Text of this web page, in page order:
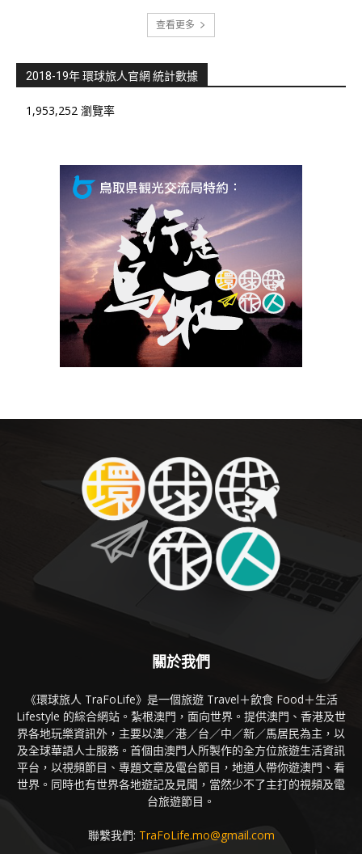
查看更多
2018-19年 環球旅人官網 統計數據
1,953,252 瀏覽率
關於我們
《環球旅人 TraFoLife》是一個旅遊 Travel＋飲食 Food＋生活
Lifestyle 的綜合網站。紮根澳門，面向世界。提供澳門、香港及世
界各地玩樂資訊外，主要以澳／港／台／中／新／馬居民為主，以
及全球華語人士服務。首個由澳門人所製作的全方位旅遊生活資訊
平台，以視頻節目、專題文章及電台節目，地道人帶你遊澳門、看
世界。同時也有世界各地遊記及見聞，當然少不了主打的視頻及電
台旅遊節目。
聯繫我們: TraFoLife.mo@gmail.com